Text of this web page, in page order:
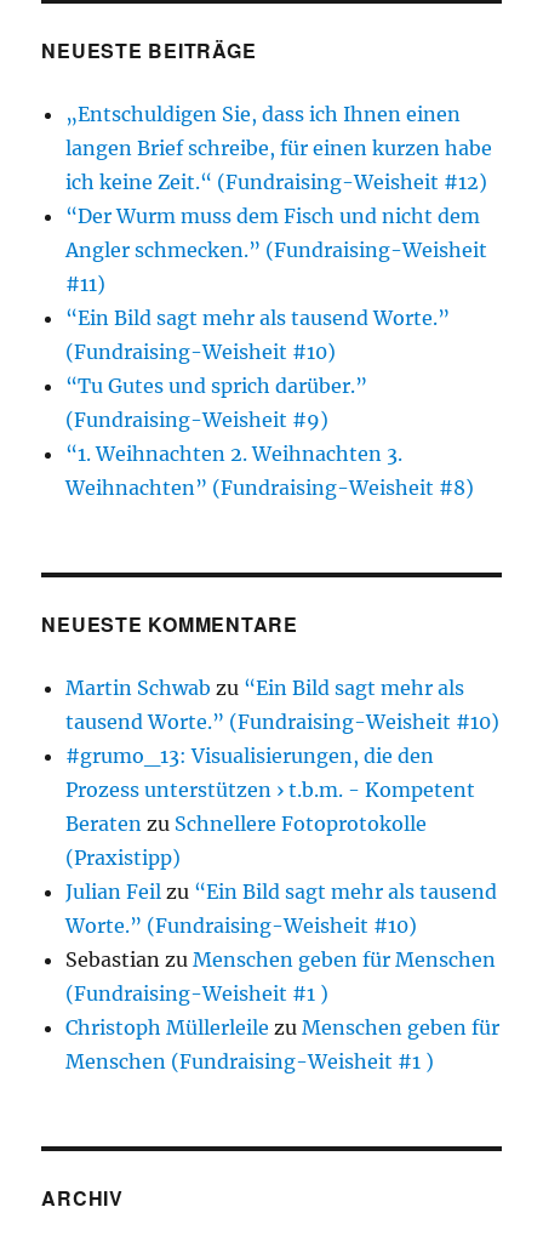
NEUESTE BEITRÄGE
„Entschuldigen Sie, dass ich Ihnen einen
langen Brief schreibe, für einen kurzen habe
ich keine Zeit.“ (Fundraising-Weisheit #12)
“Der Wurm muss dem Fisch und nicht dem
Angler schmecken.” (Fundraising-Weisheit
#11)
“Ein Bild sagt mehr als tausend Worte.”
(Fundraising-Weisheit #10)
“Tu Gutes und sprich darüber.”
(Fundraising-Weisheit #9)
“1. Weihnachten 2. Weihnachten 3.
Weihnachten” (Fundraising-Weisheit #8)
NEUESTE KOMMENTARE
Martin Schwab zu “Ein Bild sagt mehr als
tausend Worte.” (Fundraising-Weisheit #10)
#grumo_13: Visualisierungen, die den
Prozess unterstützen › t.b.m. - Kompetent
Beraten zu Schnellere Fotoprotokolle
(Praxistipp)
Julian Feil zu “Ein Bild sagt mehr als tausend
Worte.” (Fundraising-Weisheit #10)
Sebastian zuMenschen geben für Menschen
(Fundraising-Weisheit #1 )
Christoph Müllerleile zuMenschen geben für
Menschen (Fundraising-Weisheit #1 )
ARCHIV